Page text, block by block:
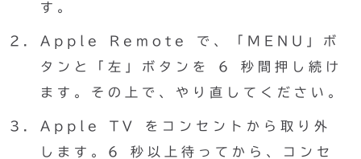
す。
Apple Remote で、「MENU」ボ
タンと「左」ボタンを 6 秒間押し続け
ます。その上で、やり直してください。
Apple TV をコンセントから取り外
します。6 秒以上待ってから、コンセ